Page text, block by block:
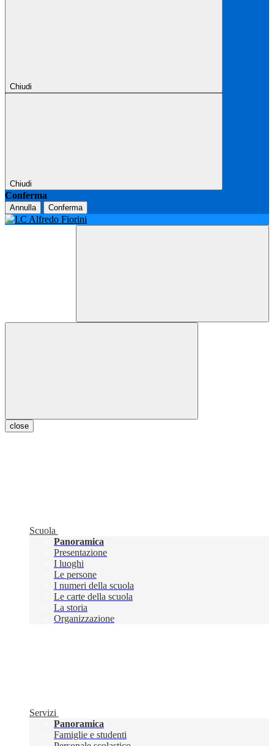
Chiudi
Chiudi
Conferma
Annulla Conferma
close
Scuola
Panoramica
Presentazione
I luoghi
Le persone
I numeri della scuola
Le carte della scuola
La storia
Organizzazione
Servizi
Panoramica
Famiglie e studenti